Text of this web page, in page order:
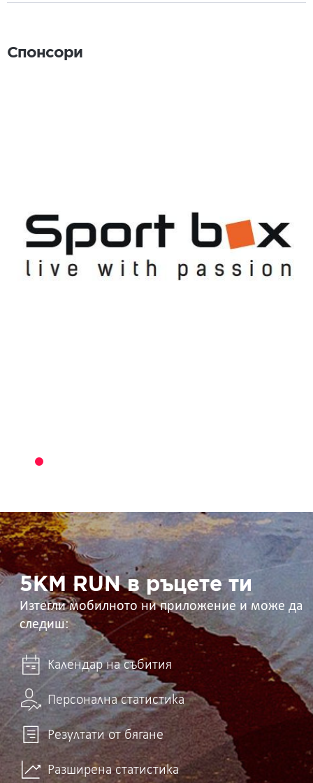
Спонсори
5KM
RUN
в
ръцете
ти 5KM RUN в ръцете ти
Изтегли мобилното ни приложение и може да
следиш:
Календар на събития
Персонална статистика
Резултати от бягане
Разширена статистика